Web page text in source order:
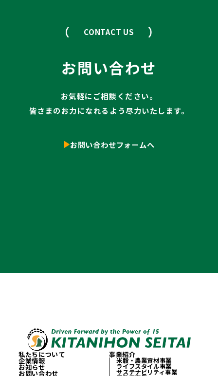
（ CONTACT US ）
お問い合わせ
お気軽にご相談ください。
皆さまのお力になれるよう尽力いたします。
お問い合わせフォームへ
私たちについて
企業情報
お知らせ
お問い合わせ
事業紹介
米穀・農業資材事業
ライフスタイル事業
サステナビリティ事業